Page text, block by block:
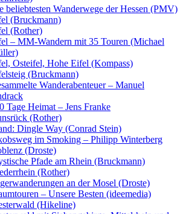
beliebtesten Wanderwege der Hessen (PMV)
(Bruckmann)
(Rother)
– MM-Wandern mit 35 Touren (Michael
Osteifel, Hohe Eifel (Kompass)
(Bruckmann)
Wanderabenteuer – Manuel
Tage Heimat – Jens Franke
(Rother)
Dingle Way (Conrad Stein)
im Smoking – Philipp Winterberg
(Droste)
Pfade am Rhein (Bruckmann)
(Rother)
an der Mosel (Droste)
– Unsere Besten (ideemedia)
(Hikeline)